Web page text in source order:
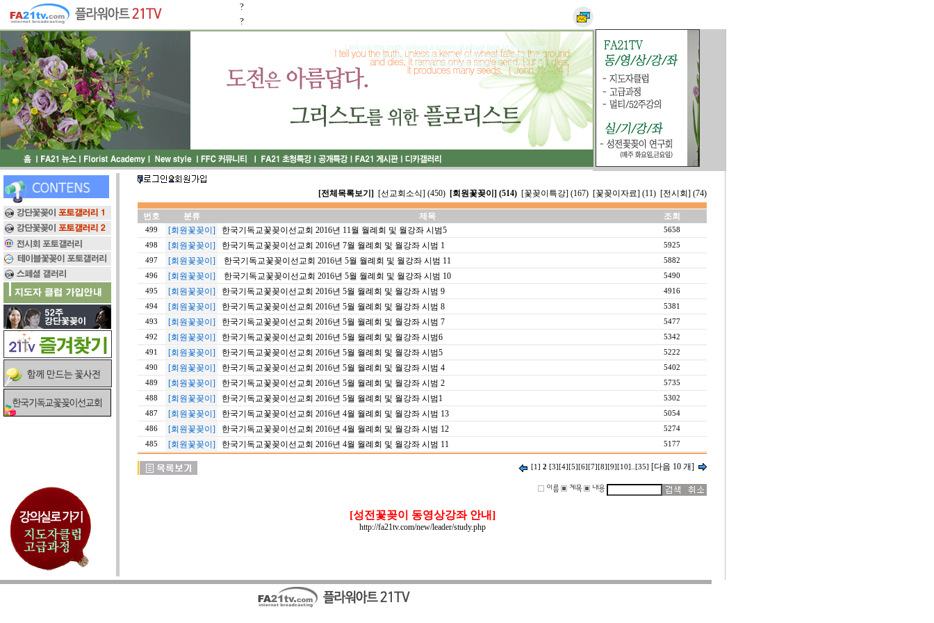
?
?
[전체목록보기] [선교회소식] (450) [회원꽃꽂이] (514) [꽃꽂이특강] (167) [꽃꽂이자료] (11) [전시회] (74)
번호 분류 제목 조회
499 [회원꽃꽂이] 한국기독교꽃꽂이선교회 2016년 11월 월례회 및 월강좌 시범5
5658
498
[회원꽃꽂이] 한국기독교꽃꽂이선교회 2016년 7월 월례회 및 월강좌 시범 1
5925
497
[회원꽃꽂이] 한국기독교꽃꽂이선교회 2016년 5월 월례회 및 월강좌 시범 11
5882
496
[회원꽃꽂이] 한국기독교꽃꽂이선교회 2016년 5월 월례회 및 월강좌 시범 10
5490
495
[회원꽃꽂이] 한국기독교꽃꽂이선교회 2016년 5월 월례회 및 월강좌 시범 9
4916
494
[회원꽃꽂이] 한국기독교꽃꽂이선교회 2016년 5월 월례회 및 월강좌 시범 8
5381
493
[회원꽃꽂이] 한국기독교꽃꽂이선교회 2016년 5월 월례회 및 월강좌 시범 7
5477
492
[회원꽃꽂이] 한국기독교꽃꽂이선교회 2016년 5월 월례회 및 월강좌 시범6
5342
491
[회원꽃꽂이] 한국기독교꽃꽂이선교회 2016년 5월 월례회 및 월강좌 시범5
5222
490
[회원꽃꽂이] 한국기독교꽃꽂이선교회 2016년 5월 월례회 및 월강좌 시범 4
5402
489
[회원꽃꽂이] 한국기독교꽃꽂이선교회 2016년 5월 월례회 및 월강좌 시범 2
5735
488
[회원꽃꽂이] 한국기독교꽃꽂이선교회 2016년 5월 월례회 및 월강좌 시범1
5302
487
[회원꽃꽂이] 한국기독교꽃꽂이선교회 2016년 4월 월례회 및 월강좌 시범 13
5054
486
[회원꽃꽂이] 한국기독교꽃꽂이선교회 2016년 4월 월례회 및 월강좌 시범 12
5274
485
[회원꽃꽂이] 한국기독교꽃꽂이선교회 2016년 4월 월례회 및 월강좌 시범 11 5177
[1] 2 [3] [4] [5] [6] [7] [8] [9] [10] [35] [다음 10 개]
[성전꽃꽂이 동영상강좌 안내]
http://fa21tv.com/new/leader/study.php